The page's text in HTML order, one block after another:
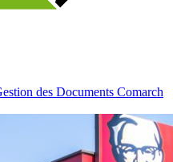
des Documents Comarch